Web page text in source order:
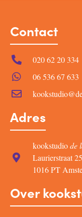
Contact
020 62 20 334
06 536 67 633
Adres
kookstudiode
Laurierstraat
1016 PT
Over